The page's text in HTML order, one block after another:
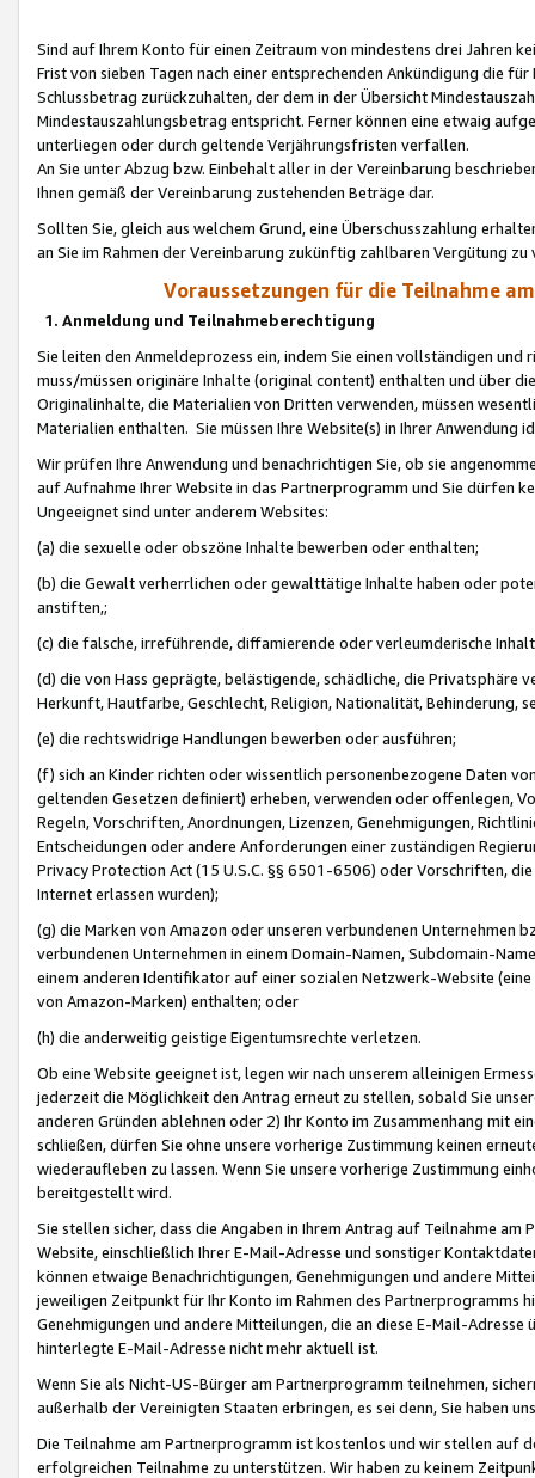
Sind auf Ihrem Konto für einen Zeitraum von mindestens drei Jahren
Frist von sieben Tagen nach einer entsprechenden Ankündigung die
Schlussbetrag zurückzuhalten, der dem in der Übersicht
Mindestauszahlungsbetrag entspricht. Ferner können eine etwaig
unterliegen oder durch geltende Verjährungsfristen verfallen.
An Sie unter Abzug bzw. Einbehalt aller in der Vereinbarung
Ihnen gemäß der Vereinbarung zustehenden Beträge dar.
Sollten Sie, gleich aus welchem Grund, eine Überschusszahlung
an Sie im Rahmen der Vereinbarung zukünftig zahlbaren Vergütung zu
Voraussetzungen für die Teilnahme
1. Anmeldung und Teilnahmeberechtigung
Sie leiten den Anmeldeprozess ein, indem Sie einen vollständigen
muss/müssen originäre Inhalte (original content) enthalten und über
Originalinhalte, die Materialien von Dritten verwenden, müssen
Materialien enthalten. Sie müssen Ihre Website(s) in Ihrer Anwendung
Wir prüfen Ihre Anwendung und benachrichtigen Sie, ob sie
auf Aufnahme Ihrer Website in das Partnerprogramm und Sie dürfen
Ungeeignet sind unter anderem Websites:
(a) die sexuelle oder obszöne Inhalte bewerben oder enthalten;
(b) die Gewalt verherrlichen oder gewalttätige Inhalte haben oder
anstiften,;
(c) die falsche, irreführende, diffamierende oder verleumderische
(d) die von Hass geprägte, belästigende, schädliche, die Privatsphäre
Herkunft, Hautfarbe, Geschlecht, Religion, Nationalität, Behinderung,
(e) die rechtswidrige Handlungen bewerben oder ausführen;
(f) sich an Kinder richten oder wissentlich personenbezogene Daten
geltenden Gesetzen definiert) erheben, verwenden oder offenlegen,
Regeln, Vorschriften, Anordnungen, Lizenzen, Genehmigungen,
Entscheidungen oder andere Anforderungen einer zuständigen
Privacy Protection Act (15 U.S.C. §§ 6501-6506) oder Vorschriften,
Internet erlassen wurden);
(g) die Marken von Amazon oder unseren verbundenen Unternehmen
verbundenen Unternehmen in einem Domain-Namen, Subdomain-
einem anderen Identifikator auf einer sozialen Netzwerk-Website
von Amazon-Marken) enthalten; oder
(h) die anderweitig geistige Eigentumsrechte verletzen.
Ob eine Website geeignet ist, legen wir nach unserem alleinigen
jederzeit die Möglichkeit den Antrag erneut zu stellen, sobald Sie
anderen Gründen ablehnen oder 2) Ihr Konto im Zusammenhang mit
schließen, dürfen Sie ohne unsere vorherige Zustimmung keinen
wiederaufleben zu lassen. Wenn Sie unsere vorherige Zustimmung
bereitgestellt wird.
Sie stellen sicher, dass die Angaben in Ihrem Antrag auf Teilnahme
Website, einschließlich Ihrer E-Mail-Adresse und sonstiger
können etwaige Benachrichtigungen, Genehmigungen und andere
jeweiligen Zeitpunkt für Ihr Konto im Rahmen des Partnerprogramms
Genehmigungen und andere Mitteilungen, die an diese E-Mail-
hinterlegte E-Mail-Adresse nicht mehr aktuell ist.
Wenn Sie als Nicht-US-Bürger am Partnerprogramm teilnehmen,
außerhalb der Vereinigten Staaten erbringen, es sei denn, Sie haben
Die Teilnahme am Partnerprogramm ist kostenlos und wir stellen auf
erfolgreichen Teilnahme zu unterstützen. Wir haben zu keinem